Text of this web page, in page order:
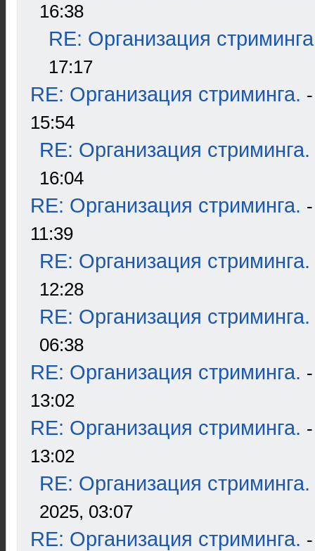
16:38
RE: Организация
17:17
RE: Организация стриминга.
15:54
RE: Организация стриминга.
16:04
RE: Организация стриминга.
11:39
RE: Организация стриминга.
12:28
RE: Организация стриминга.
06:38
RE: Организация стриминга.
13:02
RE: Организация стриминга.
13:02
RE: Организация стриминга.
2025, 03:07
RE: Организация стриминга.